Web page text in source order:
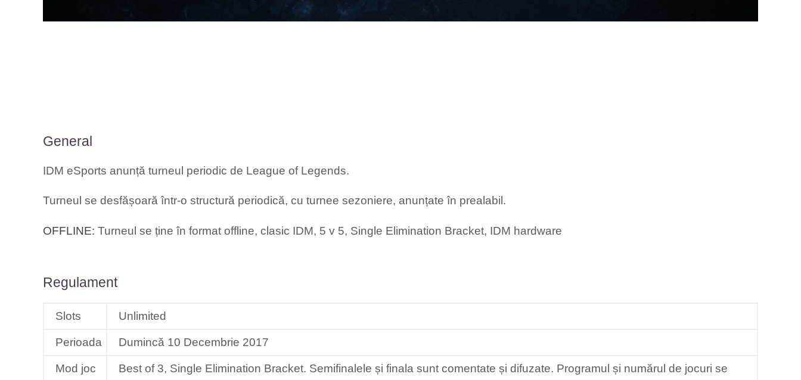
General
IDM eSports anunță turneul periodic de League of Legends.
Turneul se desfășoară într-o structură periodică, cu turnee sezoniere, anunțate în prealabil.
OFFLINE: Turneul se ține în format offline, clasic IDM, 5 v 5, Single Elimination Bracket, IDM hardware
Regulament
Slots Unlimited
Perioada Dumincă 10 Decembrie 2017
Mod joc
Best of 3, Single Elimination Bracket. Semifinalele și finala sunt comentate și difuzate. Programul și numărul de jocuri se